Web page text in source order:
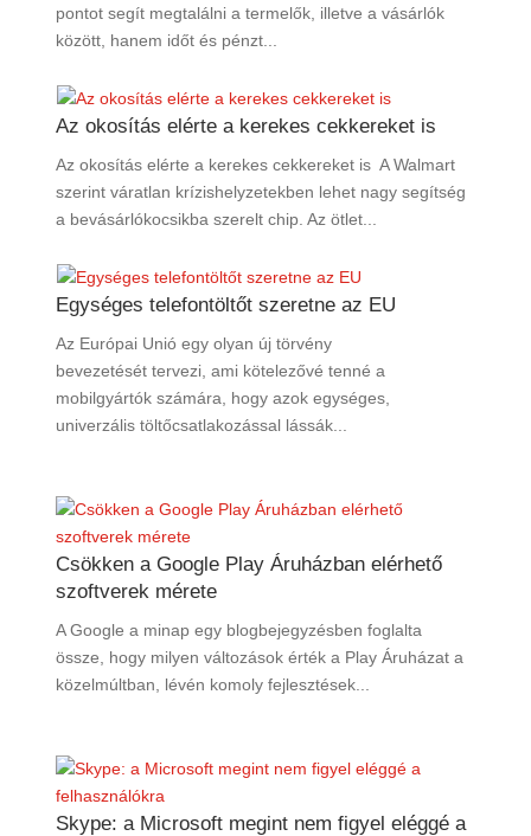
pontot segít megtalálni a termelők, illetve a vásárlók
között, hanem időt és pénzt...
Az okosítás elérte a kerekes cekkereket is
Az okosítás elérte a kerekes cekkereket is A Walmart
szerint váratlan krízishelyzetekben lehet nagy segítség
a bevásárlókocsikba szerelt chip. Az ötlet...
Egységes telefontöltőt szeretne az EU
Az Európai Unió egy olyan új törvény
bevezetését tervezi, ami kötelezővé tenné a
mobilgyártók számára, hogy azok egységes,
univerzális töltőcsatlakozással lássák...
Csökken a Google Play Áruházban elérhető
szoftverek mérete
A Google a minap egy blogbejegyzésben foglalta
össze, hogy milyen változások érték a Play Áruházat a
közelmúltban, lévén komoly fejlesztések...
Skype: a Microsoft megint nem figyel eléggé a